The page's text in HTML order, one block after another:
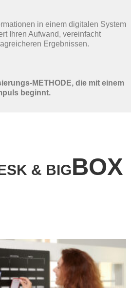
in einem digitalen System
Ihren Aufwand, vereinfacht
Ergebnissen.
METHODE, die mit einem
beginnt.
& BIGBOX